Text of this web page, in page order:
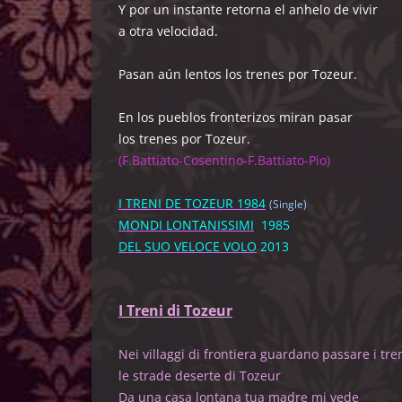
Y por un instante retorna el anhelo de vivir
a otra velocidad.
Pasan aún lentos los trenes por Tozeur.
En los pueblos fronterizos miran pasar
los trenes por Tozeur.
(F.Battiato-Cosentino-F.Battiato-Pio)
I TRENI DE TOZEUR 1984 (Single)
MONDI LONTANISSIMI 1985
DEL SUO VELOCE VOLO 2013
I Treni di Tozeur
Nei villaggi di frontiera guardano passare i
le strade deserte di Tozeur
Da una casa lontana tua madre mi